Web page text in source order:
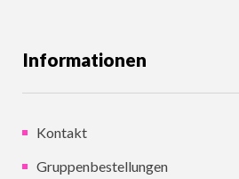
Informationen
Kontakt
Gruppenbestellungen